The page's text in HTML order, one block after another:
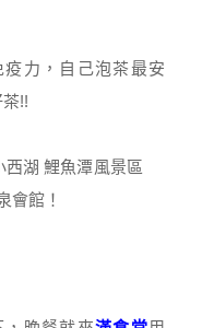
力，自己泡茶最安
!!